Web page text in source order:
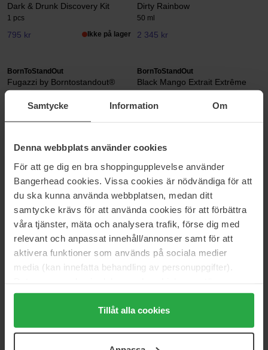
Samtycke Information Om
Denna webbplats använder cookies
För att ge dig en bra shoppingupplevelse använder
Bangerhead cookies. Vissa cookies är nödvändiga för att
du ska kunna använda webbplatsen, medan ditt
samtycke krävs för att använda cookies för att förbättra
våra tjänster, mäta och analysera trafik, förse dig med
relevant och anpassat innehåll/annonser samt för att
aktivera funktioner som används på sociala medier
media (kan innefatta behandling av personuppgifter).
Genom att trycka på "Tillåt alla cookies" accepterar du
alla cookies, medan du under "Detaljer" kan anpassa
användningen av cookies. Du kan när som helst återkalla
Tillåt alla cookies
Dark & Drunk Discovery Kit
1 pcs
795 kr Ikke på lager
Dirty Rainbow
50 ml
2 345 kr
BornToStandOut
Fugazzi by Borntostandout®
2 345 kr Ikke på lager
BornToStandOut
Black Mango Extrait Extrême
3 425 kr Ikke på lager
BornToStandOut
50 ml
2 345 kr
BornToStandOut
1 pcs
795 kr Ikke på lager
BornToStandOut
Filthy Musk
2 345 kr Ikke på lager
BornToStandOut
Sin & pleasure
Ikke på lager
Drunk Saffron